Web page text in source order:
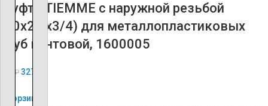
Муфта TIEMME с наружной резьбой
(20х2.0х3/4) для металлопластиковых
труб винтовой, 1600005
₽ 327
В корзину